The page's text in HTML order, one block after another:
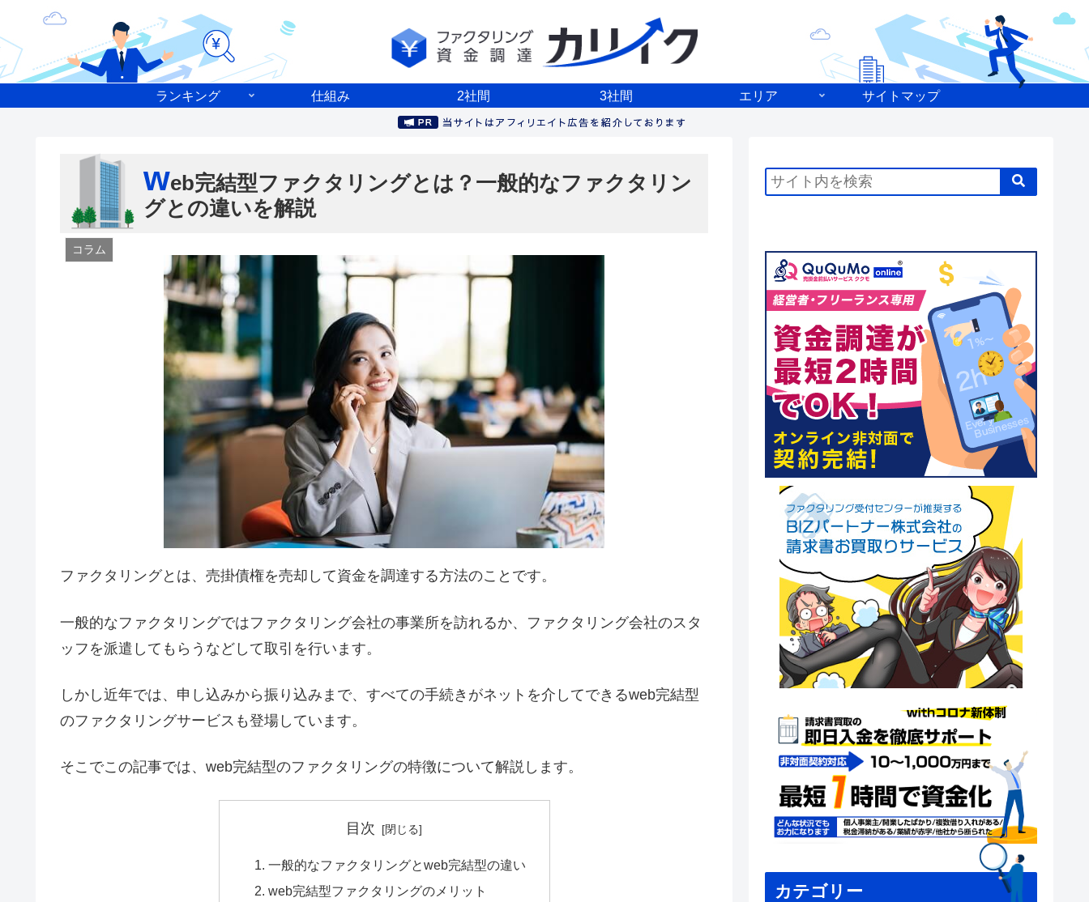
ランキング 仕組み 2社間 3社間 エリア サイトマップ
web完結型ファクタリングとは？一般的なファクタリン
グとの違いを解説
コラム
ファクタリングとは、売掛債権を売却して資金を調達する方法のことです。
一般的なファクタリングではファクタリング会社の事業所を訪れるか、ファクタリング会社のスタ
ッフを派遣してもらうなどして取引を行います。
しかし近年では、申し込みから振り込みまで、すべての手続きがネットを介してできるweb完結型
のファクタリングサービスも登場しています。
そこでこの記事では、web完結型のファクタリングの特徴について解説します。
目次
一般的なファクタリングとweb完結型の違い
web完結型ファクタリングのメリット
カテゴリー